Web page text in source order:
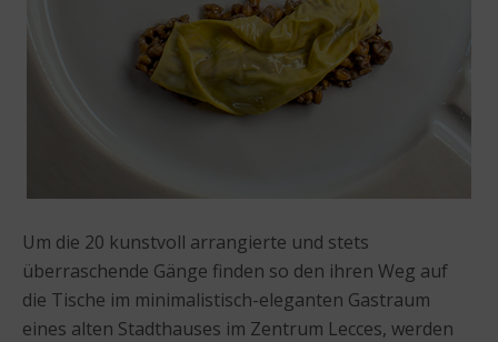
Um die 20 kunstvoll arrangierte und stets
überraschende Gänge finden so den ihren Weg auf
die Tische im minimalistisch-eleganten Gastraum
eines alten Stadthauses im Zentrum Lecces, werden